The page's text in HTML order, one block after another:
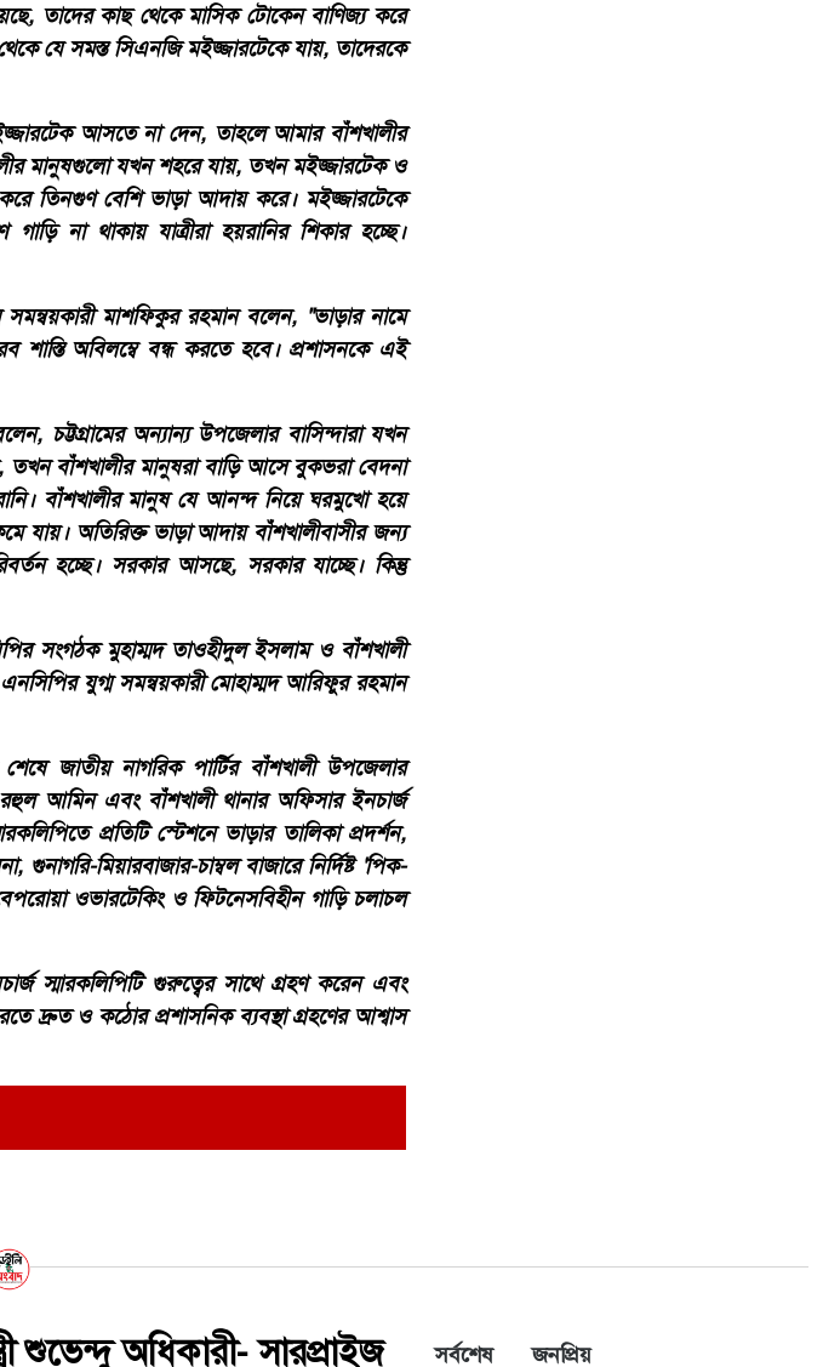
তাদের কাছ থেকে মাসিক টোকেন বাণিজ্য করে
যে সমস্ত সিএনজি মইজ্জারটেকে যায়, তাদেরকে
আসতে না দেন, তাহলে আমার বাঁশখালীর
মানুষগুলো যখন শহরে যায়, তখন মইজ্জারটেক ও
করে তিনগুণ বেশি ভাড়া আদায় করে। মইজ্জারটেকে
না থাকায় যাত্রীরা হয়রানির শিকার হচ্ছে।
সমন্বয়কারী মাশফিকুর রহমান বলেন, "ভাড়ার নামে
শাস্তি অবিলম্বে বন্ধ করতে হবে। প্রশাসনকে এই
চট্টগ্রামের অন্যান্য উপজেলার বাসিন্দারা যখন
বাঁশখালীর মানুষরা বাড়ি আসে বুকভরা বেদনা
বাঁশখালীর মানুষ যে আনন্দ নিয়ে ঘরমুখো হয়ে
অতিরিক্ত ভাড়া আদায় বাঁশখালীবাসীর জন্য
হচ্ছে। সরকার আসছে, সরকার যাচ্ছে। কিন্তু
সংগঠক মুহাম্মদ তাওহীদুল ইসলাম ও বাঁশখালী
যুগ্ম সমন্বয়কারী মোহাম্মদ আরিফুর রহমান
জাতীয় নাগরিক পার্টির বাঁশখালী উপজেলার
আমিন এবং বাঁশখালী থানার অফিসার ইনচার্জ
প্রতিটি স্টেশনে ভাড়ার তালিকা প্রদর্শন,
মিয়ারবাজার-চাম্বল বাজারে নির্দিষ্ট 'পিক-
ওভারটেকিং ও ফিটনেসবিহীন গাড়ি চলাচল
স্মারকলিপিটি গুরুত্বের সাথে গ্রহণ করেন এবং
দ্রুত ও কঠোর প্রশাসনিক ব্যবস্থা গ্রহণের আশ্বাস
শুভেন্দু অধিকারী- সারপ্রাইজ সর্বশেষ জনপ্রিয়